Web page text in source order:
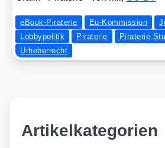
eBook-Piraterie Eu-Kommission
Lobbypolitik
Piraterie Piraterie-
Urheberrecht
Artikelkategorien